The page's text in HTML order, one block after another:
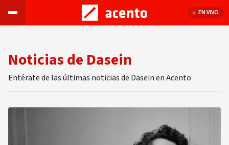
EN VIVO
Noticias de Dasein
Entérate de las últimas noticias de Dasein en Acento